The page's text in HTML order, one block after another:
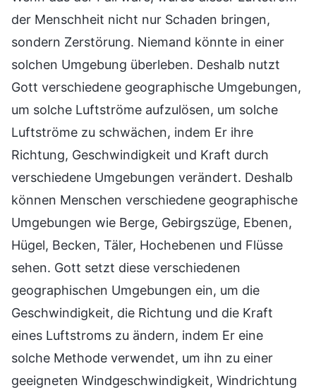
der Menschheit nicht nur Schaden bringen,
sondern Zerstörung. Niemand könnte in einer
solchen Umgebung überleben. Deshalb nutzt
Gott verschiedene geographische Umgebungen,
um solche Luftströme aufzulösen, um solche
Luftströme zu schwächen, indem Er ihre
Richtung, Geschwindigkeit und Kraft durch
verschiedene Umgebungen verändert. Deshalb
können Menschen verschiedene geographische
Umgebungen wie Berge, Gebirgszüge, Ebenen,
Hügel, Becken, Täler, Hochebenen und Flüsse
sehen. Gott setzt diese verschiedenen
geographischen Umgebungen ein, um die
Geschwindigkeit, die Richtung und die Kraft
eines Luftstroms zu ändern, indem Er eine
solche Methode verwendet, um ihn zu einer
geeigneten Windgeschwindigkeit, Windrichtung